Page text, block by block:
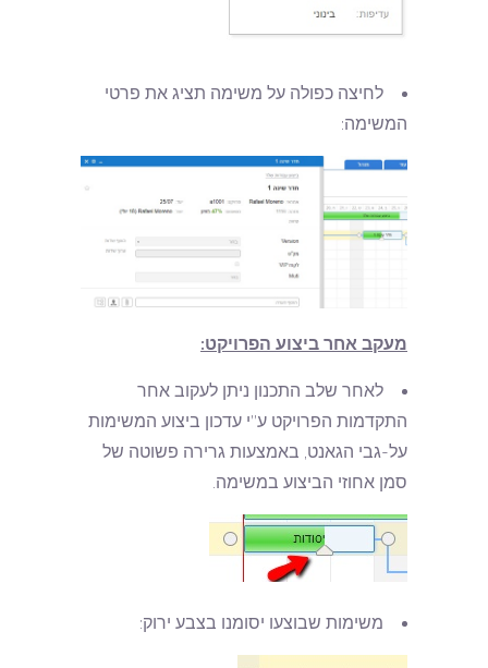
לחיצה כפולה על משימה תציג את פרטי
המשימה:
מעקב אחר ביצוע הפרויקט:
לאחר שלב התכנון ניתן לעקוב אחר
התקדמות הפרויקט ע”י עדכון ביצוע המשימות
על-גבי הגאנט, באמצעות גרירה פשוטה של
סמן אחוזי הביצוע במשימה.
משימות שבוצעו יסומנו בצבע ירוק: